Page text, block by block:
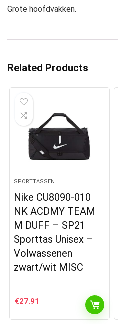
Grote hoofdvakken.
Related Products
SPORTTASSEN
Nike CU8090-010
NK ACDMY TEAM
M DUFF – SP21
Sporttas Unisex –
Volwassenen
zwart/wit MISC
€27.91